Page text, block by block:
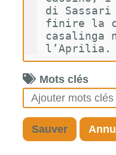
di Sassari
finire la
casalinga
l’Aprilia.
Mots clés
Sauver